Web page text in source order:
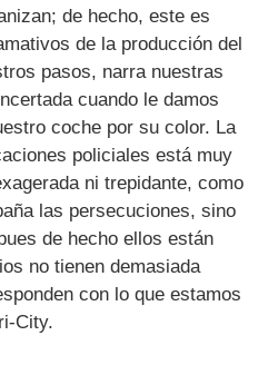
de hecho, este es
de la producción del
pasos, narra nuestras
cuando le damos
coche por su color. La
policiales está muy
ni trepidante, como
las persecuciones, sino
de hecho ellos están
no tienen demasiada
con lo que estamos
City.